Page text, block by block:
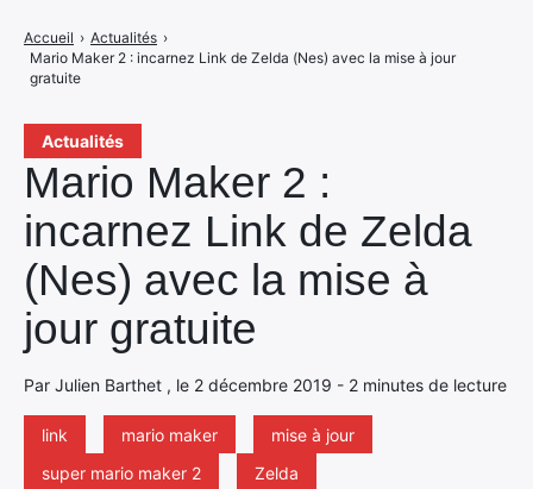
Actualités
Mario Maker 2 :
incarnez Link de Zelda
(Nes) avec la mise à
jour gratuite
Par Julien Barthet , le 2 décembre 2019 - 2 minutes de lecture
link mario maker
mise à jour
super mario maker 2
Zelda
Accueil › Actualités ›
Mario Maker 2 : incarnez Link de Zelda (Nes) avec la mise à jour
gratuite